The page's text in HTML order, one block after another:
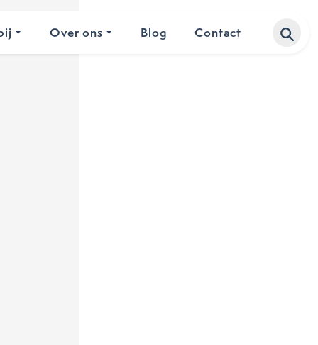
Over ons Blog Contact